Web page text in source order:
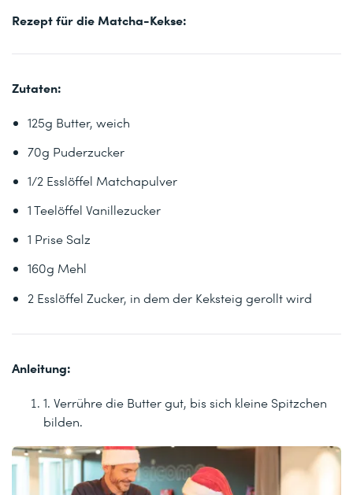
Rezept für die Matcha-Kekse:
Zutaten:
125g Butter, weich
70g Puderzucker
1/2 Esslöffel Matchapulver
1 Teelöffel Vanillezucker
1 Prise Salz
160g Mehl
2 Esslöffel Zucker, in dem der Keksteig gerollt wird
Anleitung:
1. Verrühre die Butter gut, bis sich kleine Spitzchen
bilden.